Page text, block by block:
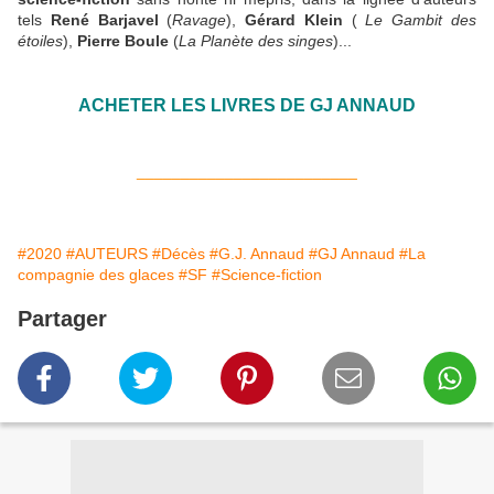
tels René Barjavel (Ravage), Gérard Klein (Le Gambit des
étoiles), Pierre Boule (La Planète des singes)...
ACHETER LES LIVRES DE GJ ANNAUD
#2020 #AUTEURS #Décès #G.J. Annaud #GJ Annaud #La
compagnie des glaces #SF #Science-fiction
Partager